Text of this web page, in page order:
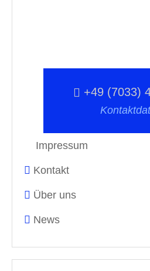
+49 (7033)
Impressum
Kontakt
Über uns
News